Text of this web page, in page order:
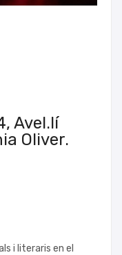
Avel.lí
Oliver.
i literaris en el